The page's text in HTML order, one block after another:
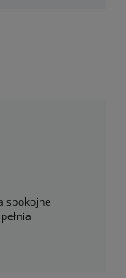
spokojne